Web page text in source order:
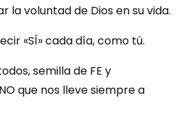
la voluntad de Dios en su vida.
«SÍ» cada día, como tú.
semilla de FE y
que nos lleve siempre a